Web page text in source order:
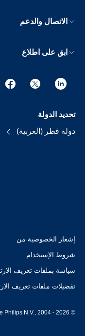
الاتصال والدعم
ابق على اطلاع
تحديد الدولة
دولة قطر (العربية)
إشعار الخصوصية من
شروط الإستخدام
سياسة بملفات تعريف
تفضيلات ملفات تعريف
© Koninklijke Philips N.V., 2004 - 2026. كل الحقوق محفوظة.